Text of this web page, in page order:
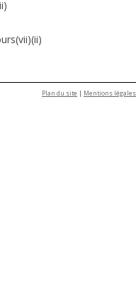
Plan du site | Mentions légales